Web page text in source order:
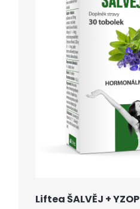
Liftea ŠALVĚJ + YZOP